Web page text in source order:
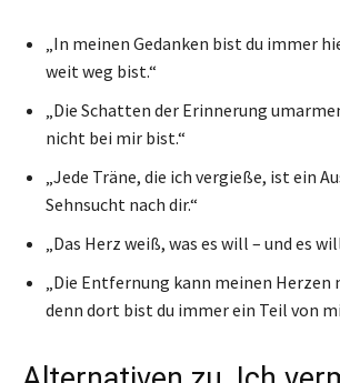
„In meinen Gedanken bist du immer
weit weg bist.“
„Die Schatten der Erinnerung
nicht bei mir bist.“
„Jede Träne, die ich vergieße, ist ein
Sehnsucht nach dir.“
„Das Herz weiß, was es will – und es
„Die Entfernung kann meinen
denn dort bist du immer ein Teil von